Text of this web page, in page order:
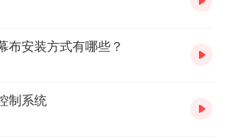
布安装方式有哪些？
制系统